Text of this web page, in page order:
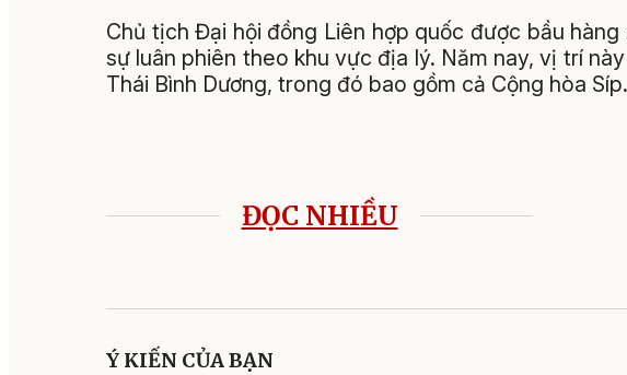
Chủ tịch Đại hội đồng Liên hợp quốc được bầu
sự luân phiên theo khu vực địa lý. Năm nay, vị trí
Thái Bình Dương, trong đó bao gồm cả Cộng hòa Síp.
ĐỌC NHIỀU
Ý KIẾN CỦA BẠN